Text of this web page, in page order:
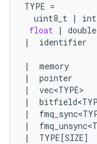
TYPE =
uint8_t |
float | double
|
identifier
|
memory
|
pointer
|
vec<TYPE>
|
|
|
|
TYPE[SIZE]